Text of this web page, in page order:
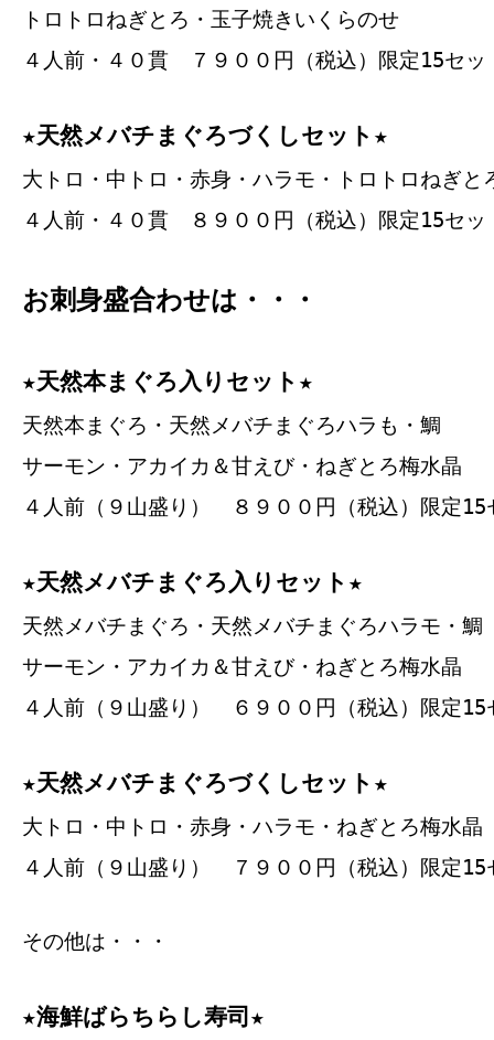
トロトロねぎとろ・玉子焼きいくらのせ
４人前・４０貫 ７９００円（税込）限定15セッ
★天然メバチまぐろづくしセット★
大トロ・中トロ・赤身・ハラモ・トロトロねぎと
４人前・４０貫 ８９００円（税込）限定15セッ
お刺身盛合わせは・・・
★天然本まぐろ入りセット★
天然本まぐろ・天然メバチまぐろハラも・鯛
サーモン・アカイカ＆甘えび・ねぎとろ梅水晶
４人前（９山盛り） ８９００円（税込）限定15
★天然メバチまぐろ入りセット★
天然メバチまぐろ・天然メバチまぐろハラモ・鯛
サーモン・アカイカ＆甘えび・ねぎとろ梅水晶
４人前（９山盛り） ６９００円（税込）限定15
★天然メバチまぐろづくしセット★
大トロ・中トロ・赤身・ハラモ・ねぎとろ梅水晶
４人前（９山盛り） ７９００円（税込）限定15
その他は・・・
★海鮮ばらちらし寿司★